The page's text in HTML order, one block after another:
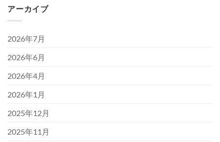
アーカイブ
2026年7月
2026年6月
2026年4月
2026年1月
2025年12月
2025年11月